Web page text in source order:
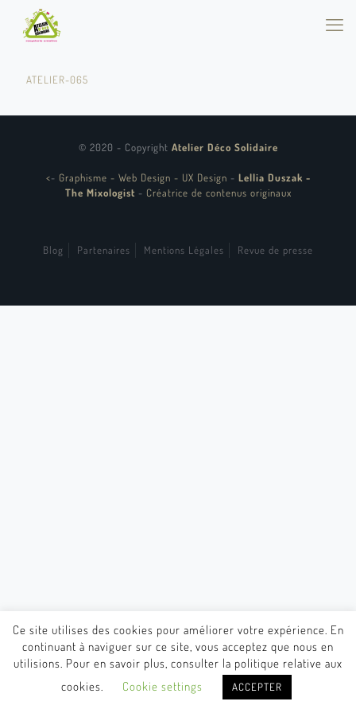
ATELIER-065
© 2020 - Copyright Atelier Déco Solidaire
<- Graphisme - Web Design - UX Design - Lellia Duszak -
The Mixologist - Créatrice de contenus originaux
Blog Partenaires Mentions Légales Revue de presse
Ce site utilises des cookies pour améliorer votre expérience. En
continuant à naviguer sur ce site, vous acceptez que nous en
utilisions. Pour en savoir plus, consulter la politique relative aux
cookies.
Cookie settings ACCEPTER